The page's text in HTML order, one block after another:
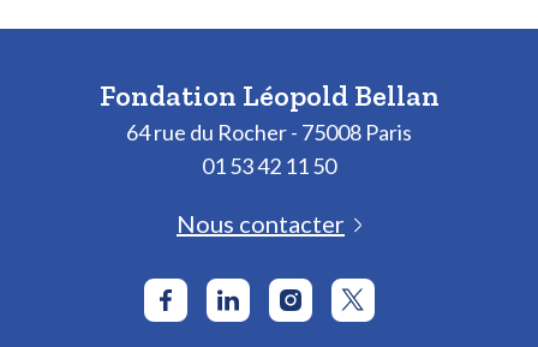
Fondation Léopold Bellan
64 rue du Rocher - 75008 Paris
01 53 42 11 50
Nous contacter